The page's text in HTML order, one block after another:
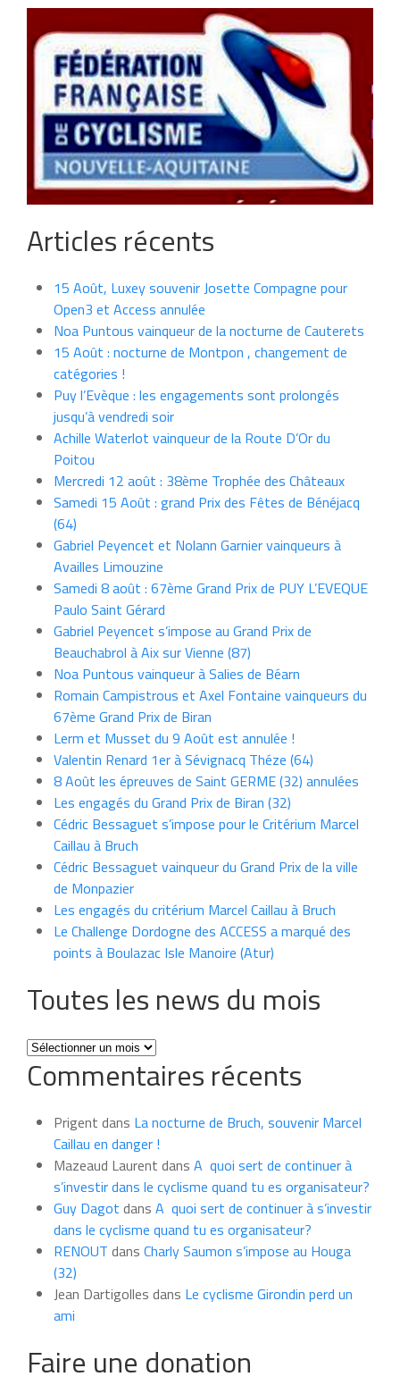
Articles récents
15 Août, Luxey souvenir Josette Compagne pour
Open3 et Access annulée
Noa Puntous vainqueur de la nocturne de Cauterets
15 Août : nocturne de Montpon , changement de
catégories !
Puy l’Evèque : les engagements sont prolongés
jusqu’à vendredi soir
Achille Waterlot vainqueur de la Route D’Or du
Poitou
Mercredi 12 août : 38ème Trophée des Châteaux
Samedi 15 Août : grand Prix des Fêtes de Bénéjacq
(64)
Gabriel Peyencet et Nolann Garnier vainqueurs à
Availles Limouzine
Samedi 8 août : 67ème Grand Prix de PUY L’EVEQUE
Paulo Saint Gérard
Gabriel Peyencet s’impose au Grand Prix de
Beauchabrol à Aix sur Vienne (87)
Noa Puntous vainqueur à Salies de Béarn
Romain Campistrous et Axel Fontaine vainqueurs du
67ème Grand Prix de Biran
Lerm et Musset du 9 Août est annulée !
Valentin Renard 1er à Sévignacq Théze (64)
8 Août les épreuves de Saint GERME (32) annulées
Les engagés du Grand Prix de Biran (32)
Cédric Bessaguet s’impose pour le Critérium Marcel
Caillau à Bruch
Cédric Bessaguet vainqueur du Grand Prix de la ville
de Monpazier
Les engagés du critérium Marcel Caillau à Bruch
Le Challenge Dordogne des ACCESS a marqué des
points à Boulazac Isle Manoire (Atur)
Toutes les news du mois
Toutes
les
news
mois
Commentaires récents
Prigent dans La nocturne de Bruch, souvenir Marcel
Caillau en danger !
Mazeaud Laurent dans A quoi sert de continuer à
s’investir dans le cyclisme quand tu es organisateur?
Guy Dagot dans A quoi sert de continuer à s’investir
dans le cyclisme quand tu es organisateur?
RENOUT dans Charly Saumon s’impose au Houga
(32)
Jean Dartigolles dans Le cyclisme Girondin perd un
ami
Faire une donation